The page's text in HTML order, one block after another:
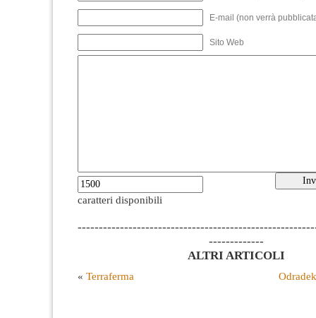
E-mail (non verrà
Sito Web
caratteri disponibili
-------------
ALTRI ARTICOLI
« Terraferma